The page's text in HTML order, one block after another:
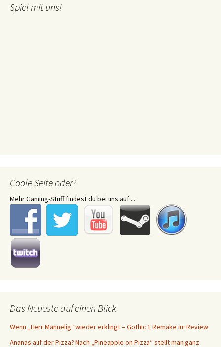
Spiel mit uns!
Coole Seite oder?
Mehr Gaming-Stuff findest du bei uns auf ...
Das Neueste auf einen Blick
Wenn „Herr Mannelig“ wieder erklingt – Gothic 1 Remake im Review
Ananas auf der Pizza? Nach „Pineapple on Pizza“ stellt man ganz